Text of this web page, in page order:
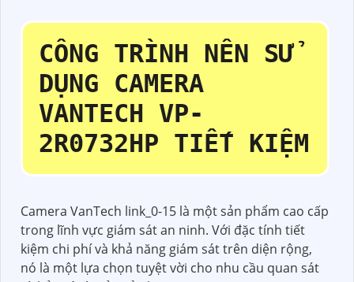
CÔNG TRÌNH NÊN SỬ
DỤNG CAMERA
VANTECH VP-
2R0732HP TIẾT KIỆM
Camera VanTech link_0-15 là một sản phẩm cao cấp
trong lĩnh vực giám sát an ninh. Với đặc tính tiết
kiệm chi phí và khả năng giám sát trên diện rộng,
nó là một lựa chọn tuyệt vời cho nhu cầu quan sát